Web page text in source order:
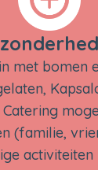
met bomen
(familie,
activiteiten